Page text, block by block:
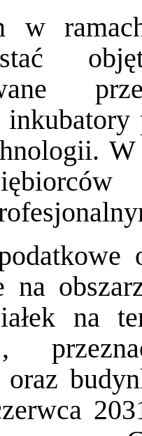
w
na
na
oraz